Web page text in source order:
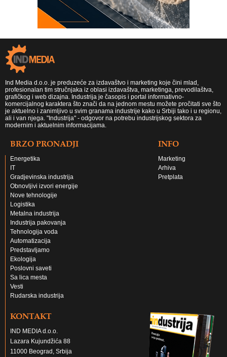
Ind Media d.o.o. je preduzeće za izdavaštvo i marketing koje čini mlad,
profesionalan tim stručnjaka iz oblasi izdavaštva, marketinga, prevodilaštva,
grafičkog i web dizajna. Industrija je časopis i portal informativno-
komercijalnog karaktera što znači da na jednom mestu možete pročitati sve što
je aktuelno i zanimljivo u svim granama industrije kako u Srbiji tako i u regionu,
ali i van njega. "Industrija" - odgovor na potrebu industrijskog sektora za
modernim i aktuelnim informacijama.
BRZO PRONADJI
Energetika
IT
Gradjevinska industrija
Obnovljivi izvori energije
Nove tehnologije
Logistika
Metalna industrija
Industrija pakovanja
Tehnologija voda
Automatizacija
Predstavljamo
Ekologija
Poslovni saveti
Sa lica mesta
Vesti
Rudarska industrija
INFO
Marketing
Arhiva
Pretplata
KONTAKT
IND MEDIA d.o.o.
Lazara Kujundžića 88
11000 Beograd, Srbija